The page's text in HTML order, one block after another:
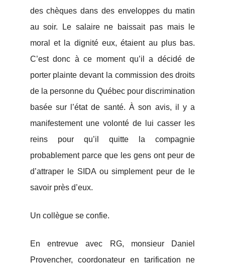
des chèques dans des enveloppes du matin
au soir. Le salaire ne baissait pas mais le
moral et la dignité eux, étaient au plus bas.
C’est donc à ce moment qu’il a décidé de
porter plainte devant la commission des droits
de la personne du Québec pour discrimination
basée sur l’état de santé. À son avis, il y a
manifestement une volonté de lui casser les
reins pour qu’il quitte la compagnie
probablement parce que les gens ont peur de
d’attraper le SIDA ou simplement peur de le
savoir près d’eux.
Un collègue se confie.
En entrevue avec RG, monsieur Daniel
Provencher, coordonateur en tarification ne